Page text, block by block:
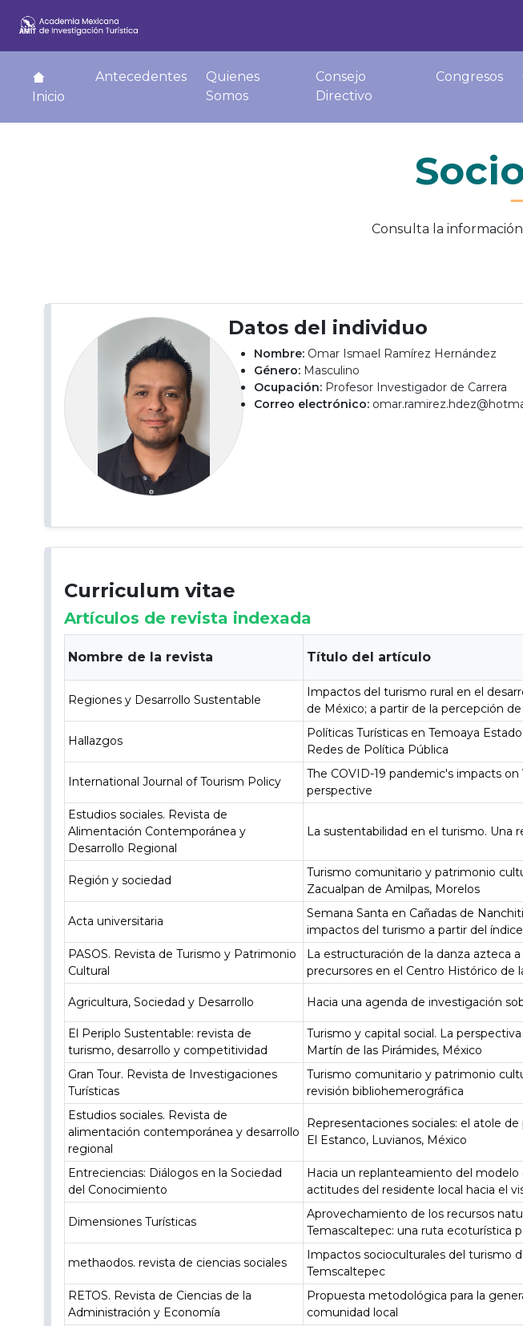
Inicio
Antecedentes
Quienes
Somos
Consejo
Directivo
Congresos
Consulta la
Datos del individuo
Nombre: Omar Ismael Ramírez Hernández
Género: Masculino
Ocupación: Profesor Investigador de Carrera
Correo electrónico:
Curriculum vitae
Artículos de revista indexada
Nombre de la revista Título del artículo
Regiones y Desarrollo Sustentable
Impactos del turismo rural en el
de México; a partir de la percepción
Hallazgos
Políticas Turísticas en Temoaya
Redes de Política Pública
International Journal of Tourism Policy
The COVID-19 pandemic's impacts
perspective
Estudios sociales. Revista de
Alimentación Contemporánea y
Desarrollo Regional
La sustentabilidad en el turismo. Una
Región y sociedad
Turismo comunitario y patrimonio
Zacualpan de Amilpas, Morelos
Acta universitaria
Semana Santa en Cañadas de
impactos del turismo a partir del
PASOS. Revista de Turismo y Patrimonio
Cultural
La estructuración de la danza azteca
precursores en el Centro Histórico de
Agricultura, Sociedad y Desarrollo Hacia una agenda de investigación
El Periplo Sustentable: revista de
turismo, desarrollo y competitividad
Turismo y capital social. La
Martín de las Pirámides, México
Gran Tour. Revista de Investigaciones
Turísticas
Turismo comunitario y patrimonio
revisión bibliohemerográfica
Estudios sociales. Revista de
alimentación contemporánea y desarrollo
regional
Representaciones sociales: el atole
El Estanco, Luvianos, México
Entreciencias: Diálogos en la Sociedad
del Conocimiento
Hacia un replanteamiento del modelo
actitudes del residente local hacia el
Dimensiones Turísticas
Aprovechamiento de los recursos
Temascaltepec: una ruta ecoturística
methaodos. revista de ciencias sociales
Impactos socioculturales del turismo
Temscaltepec
RETOS. Revista de Ciencias de la
Administración y Economía
Propuesta metodológica para la
comunidad local